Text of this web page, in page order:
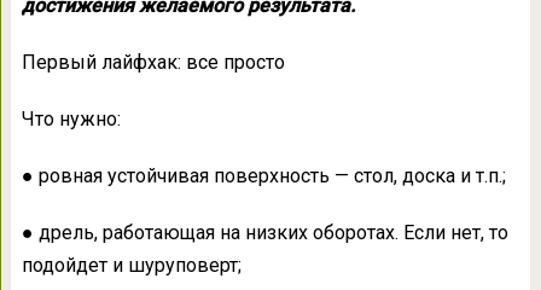
достижения желаемого результата.
Первый лайфхак: все просто
Что нужно:
● ровная устойчивая поверхность — стол, доска и т.п.;
● дрель, работающая на низких оборотах. Если нет, то
подойдет и шуруповерт;